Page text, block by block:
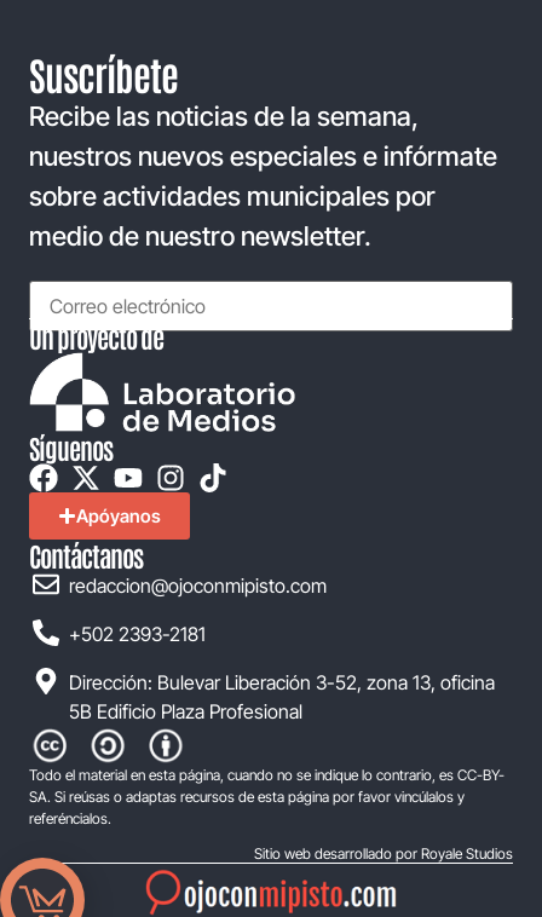
Suscríbete
Recibe las noticias de la semana,
nuestros nuevos especiales e infórmate
sobre actividades municipales por
medio de nuestro newsletter.
Un proyecto de
Síguenos
Apóyanos
Contáctanos
redaccion@ojoconmipisto.com
+502 2393-2181
Dirección: Bulevar Liberación 3-52, zona 13, oficina
5B Edificio Plaza Profesional
Todo el material en esta página, cuando no se indique lo contrario, es CC-BY-
SA. Si reúsas o adaptas recursos de esta página por favor vincúlalos y
referéncialos.
Sitio web desarrollado por Royale Studios